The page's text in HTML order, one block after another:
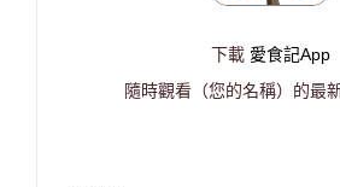
下載 愛食記App
隨時觀看（您的名稱）的最